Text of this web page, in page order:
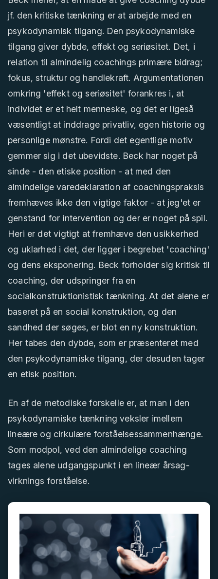
jf. den kritiske tænkning er at arbejde med en
psykodynamisk tilgang. Den psykodynamiske
tilgang giver dybde, effekt og seriøsitet. Det, i
relation til almindelig coachings primære bidrag;
fokus, struktur og handlekraft. Argumentationen
omkring 'effekt og seriøsitet' forankres i, at
individet er et helt menneske, og det er ligeså
væsentligt at inddrage privatliv, egen historie og
personlige mønstre. Fordi det egentlige motiv
gemmer sig i det ubevidste. Beck har noget på
sinde - den etiske position - at med den
almindelige varedeklaration af coachingspraksis
fremhæves ikke den vigtige faktor - at jeg'et er
genstand for intervention og der er noget på spil.
Heri er det vigtigt at fremhæve den usikkerhed
og uklarhed i det, der ligger i begrebet 'coaching'
og dens eksponering. Beck forholder sig kritisk til
coaching, der udspringer fra en
socialkonstruktionistisk tænkning. At det alene er
baseret på en social konstruktion, og den
sandhed der søges, er blot en ny konstruktion.
Her tabes den dybde, som er præsenteret med
den psykodynamiske tilgang, der desuden tager
en etisk position.
En af de metodiske forskelle er, at man i den
psykodynamiske tænkning veksler imellem
lineære og cirkulære forståelsessammenhænge.
Som modpol, ved den almindelige coaching
tages alene udgangspunkt i en lineær årsag-
virknings forståelse.